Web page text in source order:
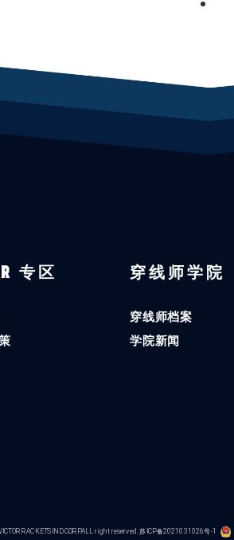
1
专区 穿线师学院
穿线师档案
学院新闻
RACKETS IND CORP.ALL right reserved.苏ICP备2021031026号-1